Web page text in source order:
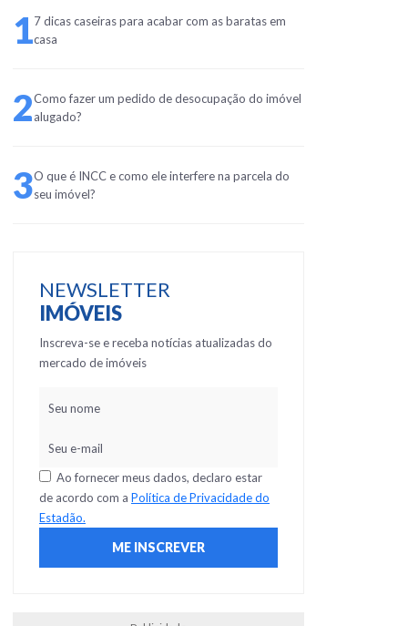
17 dicas caseiras para acabar com as baratas em
casa
2Como fazer um pedido de desocupação do imóvel
alugado?
3O que é INCC e como ele interfere na parcela do
seu imóvel?
NEWSLETTER
IMÓVEIS
Inscreva-se e receba notícias atualizadas do
mercado de imóveis
Ao fornecer meus dados, declaro estar
de acordo com a Política de Privacidade do
Estadão.